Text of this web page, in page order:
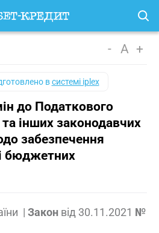
- A +
всистемі iplex
до Податкового
інших законодавчих
забезпечення
бюджетних
| Закон від 30.11.2021 №